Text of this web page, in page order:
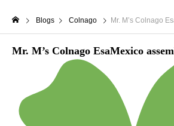
Blogs Colnago Mr. M’s Colnago
Mr. M’s Colnago EsaMexico